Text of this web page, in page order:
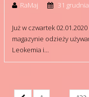
RaMaj 31
Już w czwartek
magazynie odzieży
Leokemia i…